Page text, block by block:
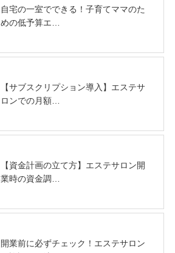
自宅の一室でできる！子育てママのた
めの低予算エ…
【サブスクリプション導入】エステサ
ロンでの月額…
【資金計画の立て方】エステサロン開
業時の資金調…
開業前に必ずチェック！エステサロン